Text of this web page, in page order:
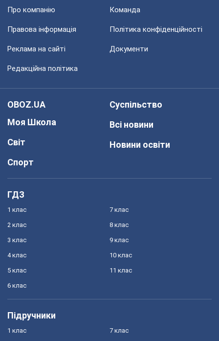
Про компанію Команда
Правова інформація Політика конфіденційності
Реклама на сайті Документи
Редакційна політика
OBOZ.UA
Моя Школа
Світ
Спорт
Суспільство
Всі новини
Новини освіти
ГДЗ
1 клас
2 клас
3 клас
4 клас
5 клас
6 клас
7 клас
8 клас
9 клас
10 клас
11 клас
Підручники
1 клас 7 клас